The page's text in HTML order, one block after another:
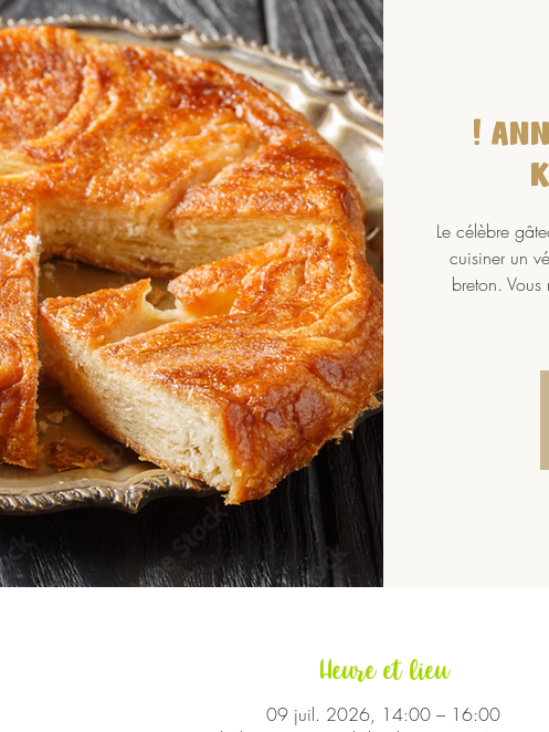
!
Le célèbre
cuisiner un
breton.
Heure et lieu
09 juil. 2026, 14:00 – 16:00